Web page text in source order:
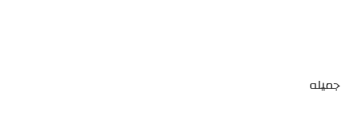
جميله